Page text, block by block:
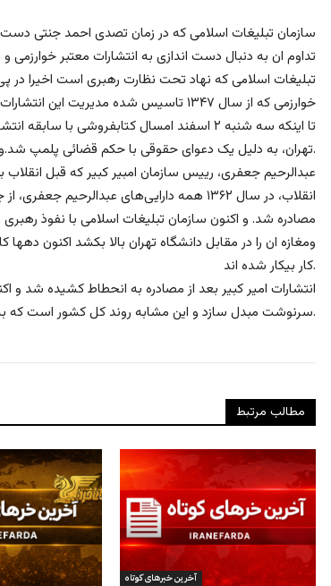
سازمان تبلیغات اسلامی که در زمان تصدی احمد جنتی دست
تداوم ان به دنبال دست اندازی به انتشارات معتبر
تبلیغات اسلامی که نهاد تحت نظارت رهبری است اخیرا در
خوارزمی که از سال ۱۳۴۷ تاسیس شده
تا اینکه سه شنبه ۲ اسفند امسال کتابفروشی با
تهران، به دلیل یک دعوای حقوقی با حکم قضائی پلمپ شد.و تمامی پرسنل آن بدون اطلاع قبلی از کار بیکار شده اند.
عبدالرحیم جعفری، رییس سازمان امبیر کبیر که قبل
انقلاب، در سال ۱۳۶۲ همه‌ دارایی‌های
مصادره شد. و اکنون سازمان تبلیغات اسلامی با نفوذ رهبری
ومغازه ان را در مقابل دانشگاه تهران بالا بکشد اکنون
کار بیکار شده اند.
انتشارات امیر کبیر بعد از مصادره به انحطاط کشیده شد و
سرنوشت مبدل سازد و این مشابه روند کل کشور است که به دست روحانیت به انحطاط کشیده شده اند.
مطالب مرتبط
آخرین خبرهای کوتاه